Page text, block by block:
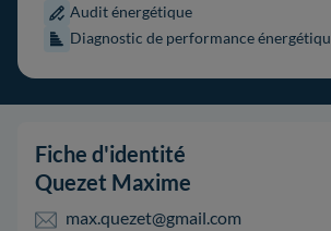
Audit énergétique
Diagnostic de performance
Fiche d'identité
Quezet Maxime
max.quezet@gmail.com